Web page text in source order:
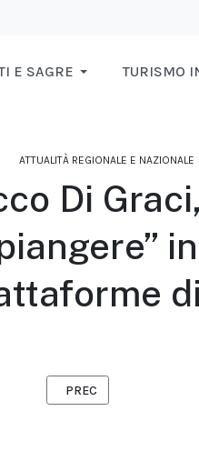
E SAGRE TURISMO
ATTUALITÀ REGIONALE E NAZIONALE
Di
ARTICOLO
PREC